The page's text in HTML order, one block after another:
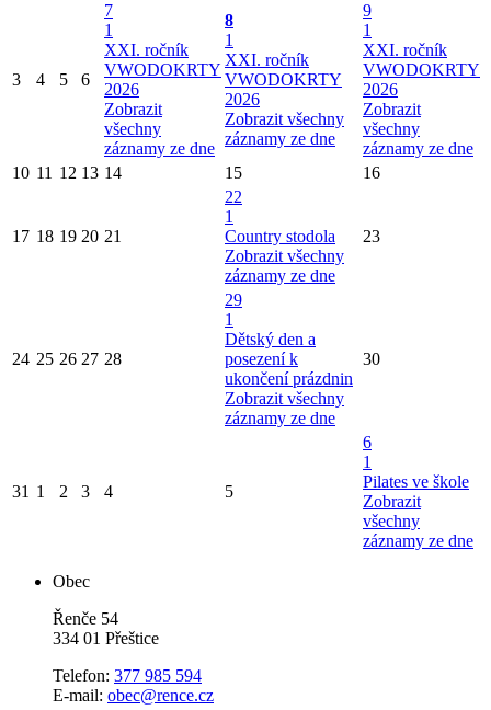
3 4 5 6
7
1
XXI. ročník
VWODOKRTY
2026
Zobrazit
všechny
záznamy ze dne
8
1
XXI. ročník
VWODOKRTY
2026
Zobrazit všechny
záznamy ze dne
9
1
XXI. ročník
VWODOKRTY
2026
Zobrazit
všechny
záznamy ze dne
10 11 12 13 14 15 16
17 18 19 20 21
22
1
Country stodola
Zobrazit všechny
záznamy ze dne
23
24 25 26 27 28
29
1
Dětský den a
posezení k
ukončení prázdnin
Zobrazit všechny
záznamy ze dne
30
31 1 2 3 4 5
6
1
Pilates ve škole
Zobrazit
všechny
záznamy ze dne
Obec
Řenče 54
334 01 Přeštice
Telefon: 377 985 594
E-mail: obec@rence.cz